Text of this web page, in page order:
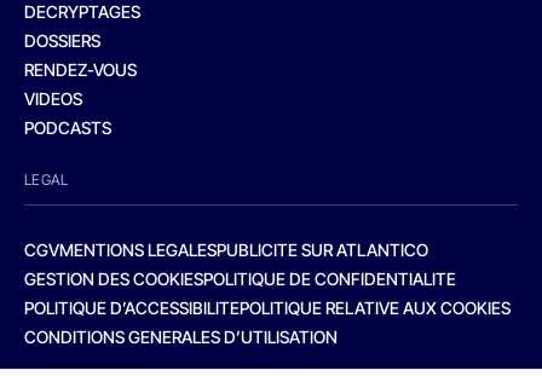
DECRYPTAGES
DOSSIERS
RENDEZ-VOUS
VIDEOS
PODCASTS
LEGAL
CGVMENTIONS LEGALESPUBLICITE SUR ATLANTICO
GESTION DES COOKIESPOLITIQUE DE CONFIDENTIALITE
POLITIQUE D’ACCESSIBILITEPOLITIQUE RELATIVE AUX COOKIES
CONDITIONS GENERALES D’UTILISATION